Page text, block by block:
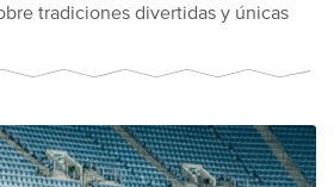
tradiciones divertidas y únicas